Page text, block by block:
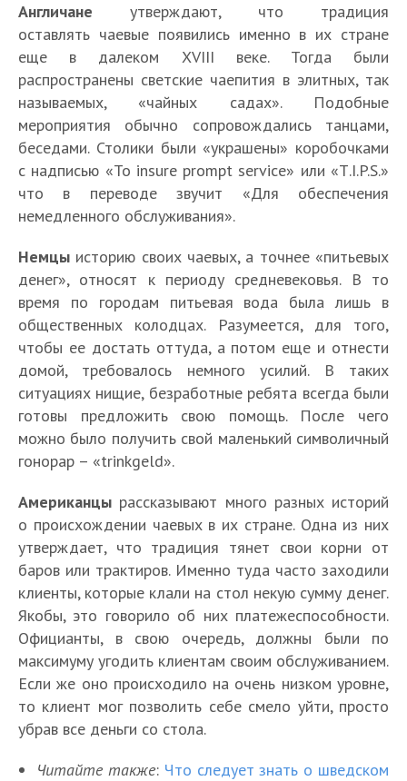
Англичане утверждают, что традиция
оставлять чаевые появились именно в их стране
еще в далеком ХVІІІ веке. Тогда были
распространены светские чаепития в элитных, так
называемых, «чайных садах». Подобные
мероприятия обычно сопровождались танцами,
беседами. Столики были «украшены» коробочками
с надписью «To insure prompt service» или «Т.I.P.S.»
что в переводе звучит «Для обеспечения
немедленного обслуживания».
Немцы историю своих чаевых, а точнее «питьевых
денег», относят к периоду средневековья. В то
время по городам питьевая вода была лишь в
общественных колодцах. Разумеется, для того,
чтобы ее достать оттуда, а потом еще и отнести
домой, требовалось немного усилий. В таких
ситуациях нищие, безработные ребята всегда были
готовы предложить свою помощь. После чего
можно было получить свой маленький символичный
гонорар – «trinkgeld».
Американцы рассказывают много разных историй
о происхождении чаевых в их стране. Одна из них
утверждает, что традиция тянет свои корни от
баров или трактиров. Именно туда часто заходили
клиенты, которые клали на стол некую сумму денег.
Якобы, это говорило об них платежеспособности.
Официанты, в свою очередь, должны были по
максимуму угодить клиентам своим обслуживанием.
Если же оно происходило на очень низком уровне,
то клиент мог позволить себе смело уйти, просто
убрав все деньги со стола.
Читайте также: Что следует знать о шведском